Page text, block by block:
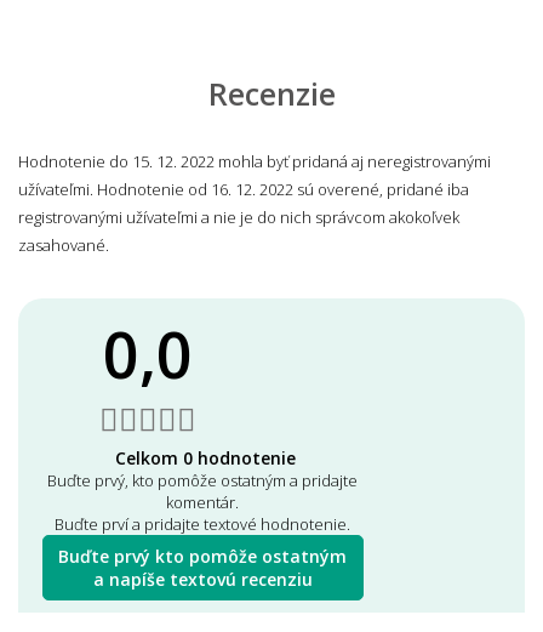
Recenzie
Hodnotenie do 15. 12. 2022 mohla byť pridaná aj neregistrovanými
užívateľmi. Hodnotenie od 16. 12. 2022 sú overené, pridané iba
registrovanými užívateľmi a nie je do nich správcom akokoľvek
zasahované.
0,0
Celkom 0 hodnotenie
Buďte prvý, kto pomôže ostatným a pridajte
komentár.
Buďte prví a pridajte textové hodnotenie.
Buďte prvý kto pomôže ostatným
a napíše textovú recenziu